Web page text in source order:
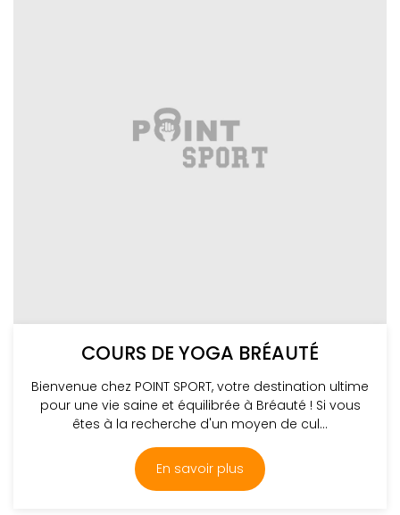
COURS DE YOGA BRÉAUTÉ
Bienvenue chez POINT SPORT, votre destination ultime
pour une vie saine et équilibrée à Bréauté ! Si vous
êtes à la recherche d'un moyen de cul...
En savoir plus